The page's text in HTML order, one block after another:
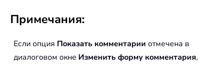
Примечания:
Если опция Показать комментарии отмечена в
диалоговом окне Изменить форму комментария,